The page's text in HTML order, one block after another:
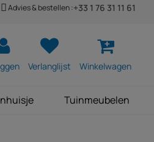
Advies & bestellen :+33 1 76 31 11 61
Verlanglijst Winkelwagen
Tuinmeubelen